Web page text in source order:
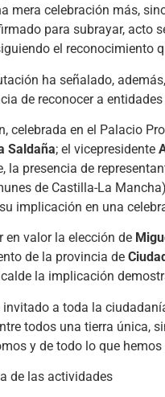
mera celebración más,
para subrayar, acto
el reconocimiento
ha señalado,
de reconocer a
celebrada en el Palacio
Saldaña; el vicepresidente
la presencia de
de Castilla-La
implicación en una
en valor la elección de
de la provincia de
la implicación
a toda la
todos una tierra única,
y de todo lo que
de las actividades